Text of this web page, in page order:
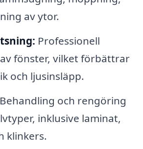
av ytor.
Professionell
fönster, vilket förbättrar
och ljusinsläpp.
Behandling och rengöring
inklusive laminat,
klinkers.